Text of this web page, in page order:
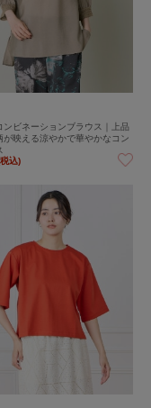
ンビネーションブラウス｜上品
が映える涼やかで華やかなコン
込)